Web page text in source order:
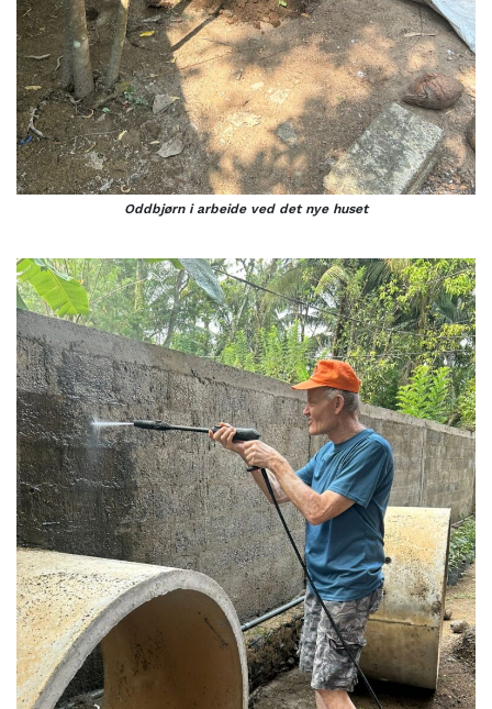
Oddbjørn i arbeide ved det nye huset